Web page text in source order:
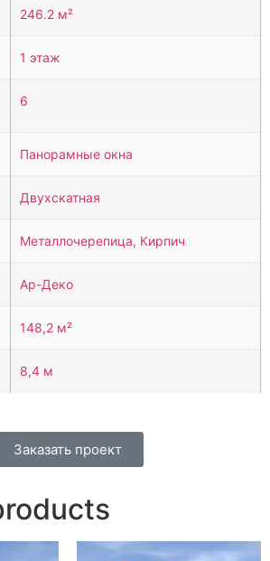
246.2 м²
1 этаж
6
Панорамные окна
Двухскатная
Металлочерепица, Кирпич
Ар-Деко
148,2 м²
8,4 м
Заказать проект